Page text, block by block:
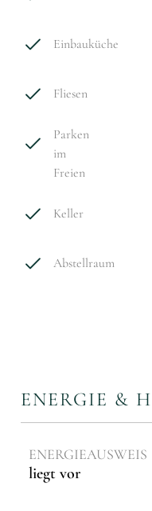
Einbauküche
Fliesen
Parken
im
Freien
Keller
Abstellraum
ENERGIE &
ENERGIEAUSWEIS
liegt vor